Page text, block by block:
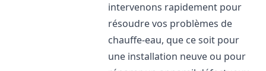
intervenons rapidement pour
résoudre vos problèmes de
chauffe-eau, que ce soit pour
une installation neuve ou pour